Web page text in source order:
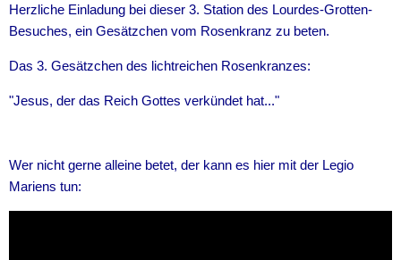
Herzliche Einladung bei dieser 3. Station des Lourdes-Grotten-
Besuches, ein Gesätzchen vom Rosenkranz zu beten.
Das 3. Gesätzchen des lichtreichen Rosenkranzes:
"Jesus, der das Reich Gottes verkündet hat..."
Wer nicht gerne alleine betet, der kann es hier mit der Legio
Mariens tun: